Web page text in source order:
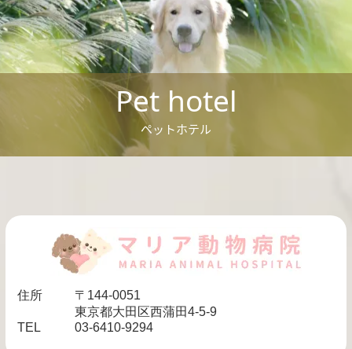
Pet hotel
ペットホテル
住所
〒144-0051
東京都大田区西蒲田4-5-9
TEL
03-6410-9294